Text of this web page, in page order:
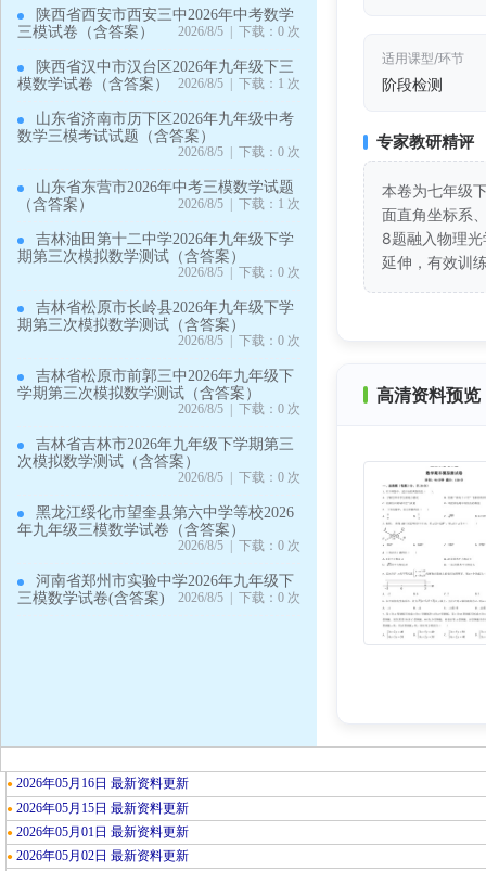
陕西省西安市西安三中2026年中考数学
三模试卷（含答案）
2026/8/5 | 下载：0 次
陕西省汉中市汉台区2026年九年级下三
模数学试卷（含答案）
2026/8/5 | 下载：1 次
山东省济南市历下区2026年九年级中考
数学三模考试试题（含答案）
2026/8/5 | 下载：0 次
山东省东营市2026年中考三模数学试题
（含答案）
2026/8/5 | 下载：1 次
吉林油田第十二中学2026年九年级下学
期第三次模拟数学测试（含答案）
2026/8/5 | 下载：0 次
吉林省松原市长岭县2026年九年级下学
期第三次模拟数学测试（含答案）
2026/8/5 | 下载：0 次
吉林省松原市前郭三中2026年九年级下
学期第三次模拟数学测试（含答案）
2026/8/5 | 下载：0 次
吉林省吉林市2026年九年级下学期第三
次模拟数学测试（含答案）
2026/8/5 | 下载：0 次
黑龙江绥化市望奎县第六中学等校2026
年九年级三模数学试卷（含答案）
2026/8/5 | 下载：0 次
河南省郑州市实验中学2026年九年级下
三模数学试卷(含答案)
2026/8/5 | 下载：0 次
适用课型/环节
阶段检测
专家教研精评
本卷为七年级
面直角坐标系
8题融入物理
延伸，有效训
高清资料预
● 2026年05月16日 最新资料更新
● 2026年05月15日 最新资料更新
● 2026年05月01日 最新资料更新
● 2026年05月02日 最新资料更新